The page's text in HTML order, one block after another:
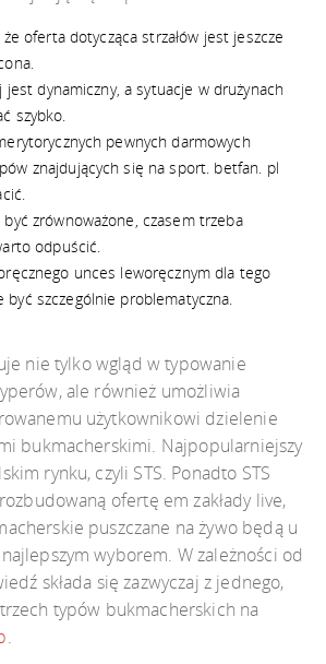
oferta dotycząca strzałów jest jeszcze
jest dynamiczny, a sytuacje w drużynach
szybko.
pewnych darmowych
znajdujących się na sport. betfan. pl
być zrównoważone, czasem trzeba
odpuścić.
unces leworęcznym dla tego
być szczególnie problematyczna.
nie tylko wgląd w typowanie
ale również umożliwia
użytkownikowi dzielenie
bukmacherskimi. Najpopularniejszy
rynku, czyli STS. Ponadto STS
ofertę em zakłady live,
puszczane na żywo będą u
wyborem. W zależności od
składa się zazwyczaj z jednego,
typów bukmacherskich na
.